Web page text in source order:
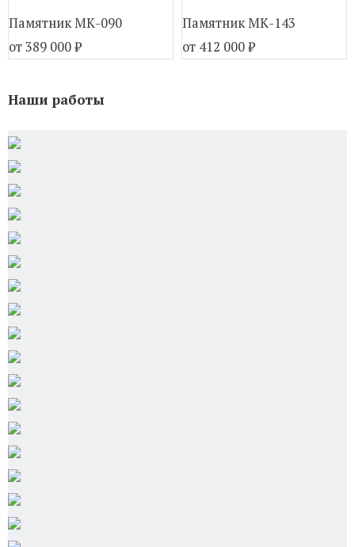
Памятник МК-090
от 389 000₽
Памятник МК-143
от 412 000₽
Наши работы